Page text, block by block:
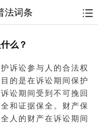
法词条
么？
诉讼参与人的合法权
的是在诉讼期间保护
讼期间受到不可挽回
和证据保全。财产保
人的财产在诉讼期间